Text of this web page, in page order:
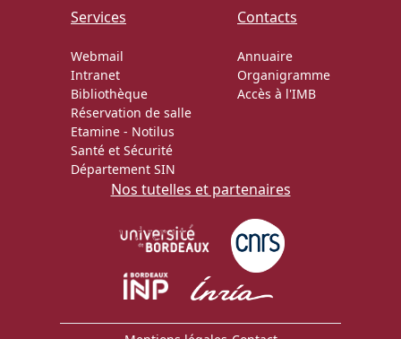
Services
Webmail
Intranet
Bibliothèque
Réservation de salle
Etamine - Notilus
Santé et Sécurité
Département SIN
Contacts
Annuaire
Organigramme
Accès à l'IMB
Nos tutelles et partenaires